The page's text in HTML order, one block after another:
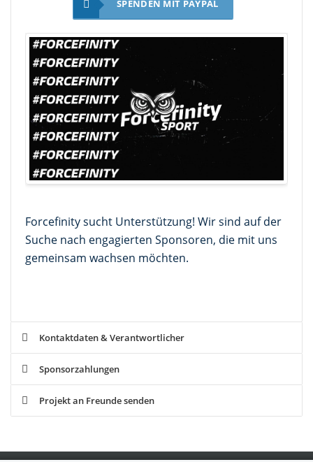
SPENDEN MIT PAYPAL
Forcefinity sucht Unterstützung! Wir sind auf der
Suche nach engagierten Sponsoren, die mit uns
gemeinsam wachsen möchten.
Kontaktdaten & Verantwortlicher
Sponsorzahlungen
Projekt an Freunde senden